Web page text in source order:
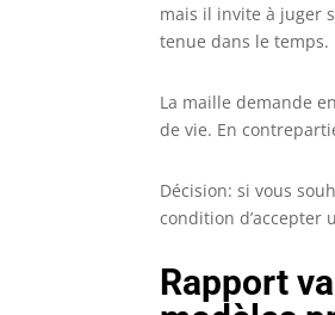
mais il invite à juger
tenue dans le temps.
La maille demande
de vie. En
Décision: si vous
condition d’accepter
Rapport